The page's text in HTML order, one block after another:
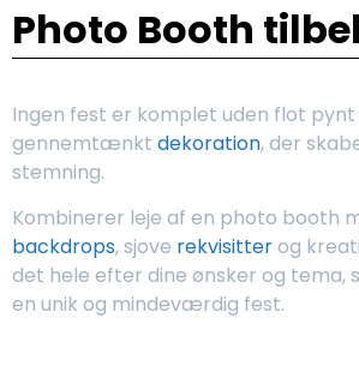
Photo Booth
Ingen fest er komplet uden flot pynt
gennemtænkt dekoration, der
stemning.
Kombinerer leje af en photo booth
backdrops, sjove rekvisitterog
det hele efter dine ønsker og tema,
en unik og mindeværdig fest.